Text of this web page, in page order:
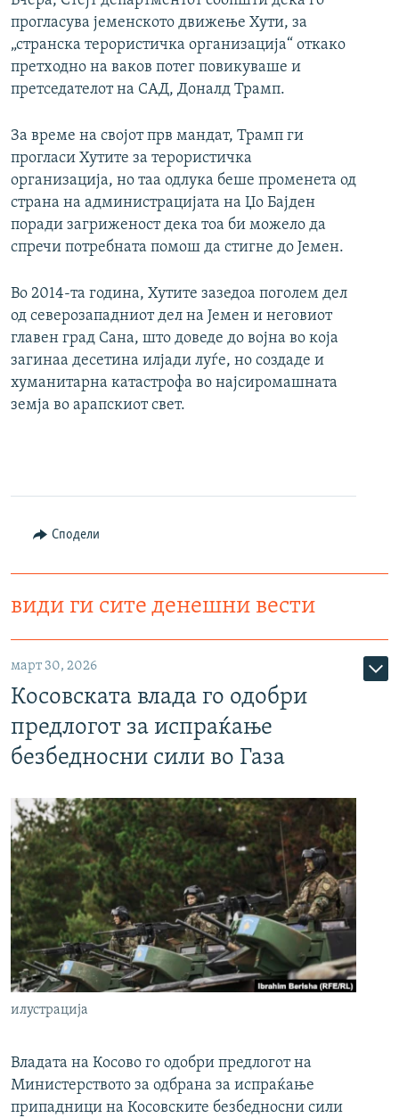
прогласува јеменското движење Хути, за
„странска терористичка организација“ откако
претходно на ваков потег повикуваше и
претседателот на САД, Доналд Трамп.
За време на својот прв мандат, Трамп ги
прогласи Хутите за терористичка
организација, но таа одлука беше променета од
страна на администрацијата на Џо Бајден
поради загриженост дека тоа би можело да
спречи потребната помош да стигне до Јемен.
Во 2014-та година, Хутите зазедоа поголем дел
од северозападниот дел на Јемен и неговиот
главен град Сана, што доведе до војна во која
загинаа десетина илјади луѓе, но создаде и
хуманитарна катастрофа во најсиромашната
земја во арапскиот свет.
Сподели
види ги сите денешни вести
март 30, 2026
Косовската влада го одобри
предлогот за испраќање
безбедносни сили во Газа
илустрација
Владата на Косово го одобри предлогот на
Министерството за одбрана за испраќање
припадници на Косовските безбедносни сили